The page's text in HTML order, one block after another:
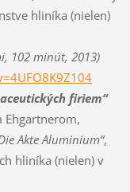
hliníka (nielen)
102 minút, 2013)
firiem“
Akte Aluminium“,
hliníka (nielen) v